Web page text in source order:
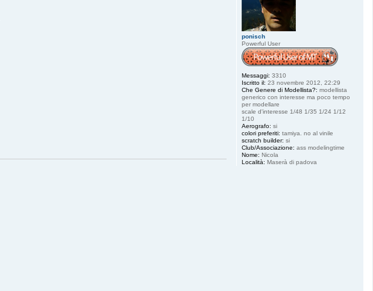
ponisch
Powerful User
Messaggi: 3310
Iscritto il: 23 novembre 2012, 22:29
Che Genere di Modellista?: modellista
generico con interesse ma poco tempo
per modellare
scale d'interesse 1/48 1/35 1/24 1/12
1/10
Aerografo: si
colori preferiti: tamiya. no al vinile
scratch builder: si
Club/Associazione: ass modelingtime
Nome: Nicola
Località: Maserà di padova